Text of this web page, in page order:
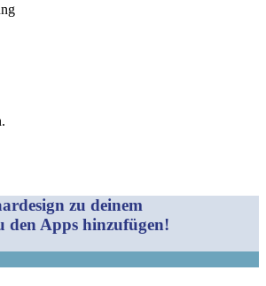
zu deinem
den Apps hinzufügen!